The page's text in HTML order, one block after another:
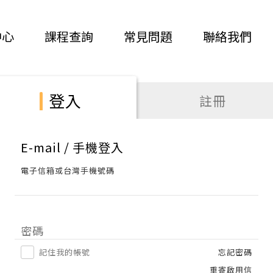
課程查詢 常見問題 聯絡我們
登入 註冊
E-mail / 手機登入
電子信箱或台灣手機號碼
密碼
記住我的帳號
忘記密碼
重寄啟用信